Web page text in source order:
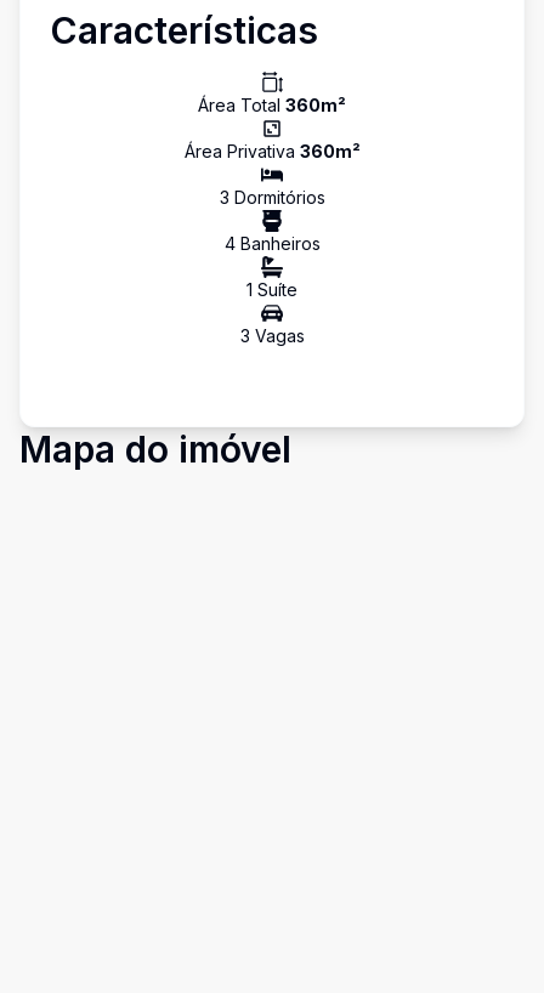
Características
Área Total 360m²
Área Privativa 360m²
3 Dormitórios
4Banheiros
1 Suíte
3 Vagas
Mapa do imóvel